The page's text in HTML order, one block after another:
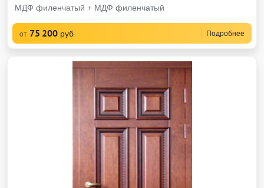
МДФ филенчатый + МДФ филенчатый
от 75 200 руб Подробнее